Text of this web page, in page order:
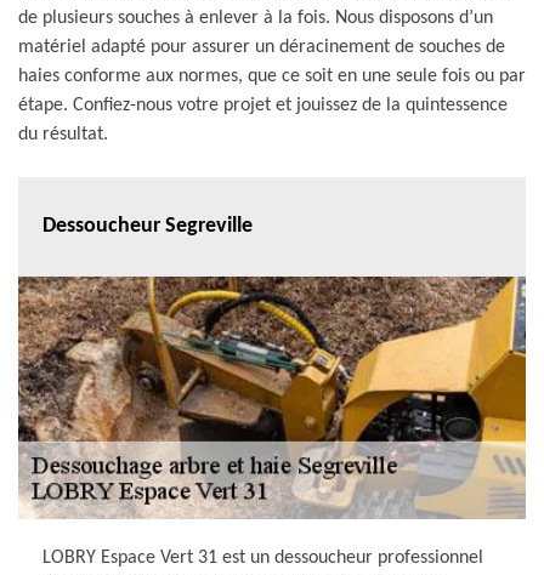
de plusieurs souches à enlever à la fois. Nous disposons d’un
matériel adapté pour assurer un déracinement de souches de
haies conforme aux normes, que ce soit en une seule fois ou par
étape. Confiez-nous votre projet et jouissez de la quintessence
du résultat.
Dessoucheur Segreville
LOBRY Espace Vert 31 est un dessoucheur professionnel